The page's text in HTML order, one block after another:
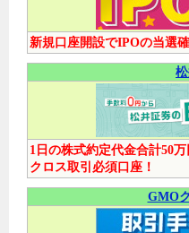
新規口座開設でIPOの当選
1日の株式約定代金合計50
クロス取引必須口座！
GMO